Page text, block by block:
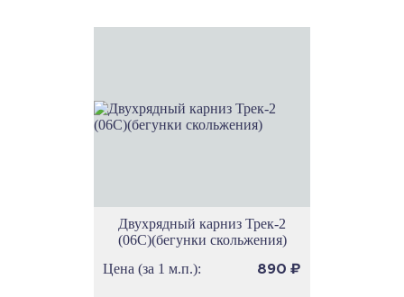
Двухрядный карниз Трек-2
(06С)(бегунки скольжения)
Цена (за 1 м.п.):
890 ₽